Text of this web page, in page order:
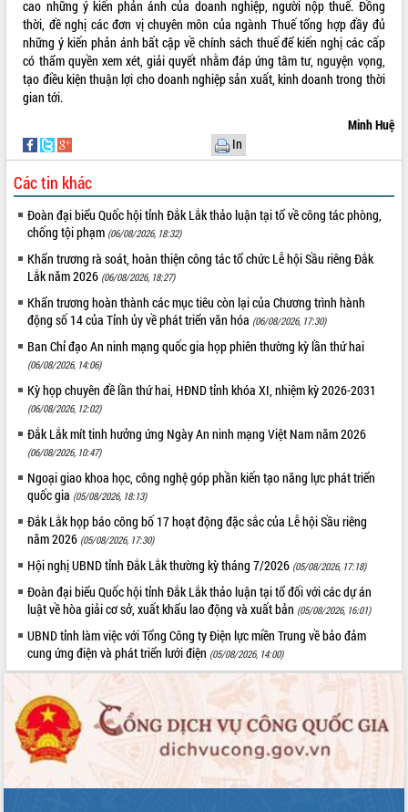
Hòn Yến phát triển du lịch gắn với bảo
tồn biển
Lấy ý kiến điều chỉnh Quy hoạch tỉnh
Đắk Lắk thời kỳ 2021-2030, tầm nhìn
đến năm 2050
Phát động chiến dịch 30 ngày đêm
ven biển
Đắk Lắk nỗ lực thúc đẩy tăng trưởng
kinh tế từ 10% trở lên trong Quý
II/2026
Đắk Lắk ký kết thỏa thuận hợp tác về
chuyển đổi số giai đoạn 2026 – 2030
với Tập đoàn Bưu chính Viễn thông
Việt Nam
Thứ trưởng Bộ Y tế làm việc với tỉnh
Đắk Lắk về phát triển nhân lực y tế
cho trạm y tế cấp xã
Du lịch Đắk Lắk nâng tầm trải nghiệm
du khách thông qua Hệ thống cơ sở dữ
liệu và Bản đồ số
Tập huấn ứng dụng trí tuệ nhân tạo (AI)
trong thương mại điện tử năm 2026
Đoàn đại biểu Quốc hội tỉnh Đắk Lắk
trao đổi thông tin trước Kỳ họp thứ
nhất, Quốc hội khóa XVI
Quyết liệt cải cách hành chính, khơi
thông nguồn lực phát triển
Nâng cao hiệu lực, hiệu quả HĐND
Xã Ea Phê gắn cải cách hành chính với
chuyển đổi số
Phó Chủ tịch Thường trực UBND tỉnh
Hồ Thị Nguyên Thảo làm việc tại Trung
tâm Phục vụ hành chính công xã Ea
Phê
Xây dựng nền hành chính số đồng
hành cùng nông dân dân, doanh nghiệp
Giai đoạn 2026-2030, Đắk Lắk phấn
đấu có 77% xã đạt chuẩn nông thôn
cao những ý kiến phản ánh của doanh nghiệp, người nộp thuế. Đồng
thời, đề nghị các đơn vị chuyên môn của ngành Thuế tổng hợp đầy đủ
những ý kiến phản ánh bất cập về chính sách thuế để kiến nghị các cấp
có thẩm quyền xem xét, giải quyết nhằm đáp ứng tâm tư, nguyện vọng,
tạo điều kiện thuận lợi cho doanh nghiệp sản xuất, kinh doanh trong thời
gian tới.
Minh Huệ
In
Các tin khác
Đoàn đại biểu Quốc hội tỉnh Đắk Lắk thảo luận tại tổ về công tác phòng,
chống tội phạm (06/08/2026, 18:32)
Khẩn trương rà soát, hoàn thiện công tác tổ chức Lễ hội Sầu riêng Đắk
Lắk năm 2026 (06/08/2026, 18:27)
Khẩn trương hoàn thành các mục tiêu còn lại của Chương trình hành
động số 14 của Tỉnh ủy về phát triển văn hóa (06/08/2026, 17:30)
Ban Chỉ đạo An ninh mạng quốc gia họp phiên thường kỳ lần thứ hai
(06/08/2026, 14:06)
Kỳ họp chuyên đề lần thứ hai, HĐND tỉnh khóa XI, nhiệm kỳ 2026-2031
(06/08/2026, 12:02)
Đắk Lắk mít tinh hưởng ứng Ngày An ninh mạng Việt Nam năm 2026
(06/08/2026, 10:47)
Ngoại giao khoa học, công nghệ góp phần kiến tạo năng lực phát triển
quốc gia (05/08/2026, 18:13)
Đắk Lắk họp báo công bố 17 hoạt động đặc sắc của Lễ hội Sầu riêng
năm 2026 (05/08/2026, 17:30)
Hội nghị UBND tỉnh Đắk Lắk thường kỳ tháng 7/2026 (05/08/2026, 17:18)
Đoàn đại biểu Quốc hội tỉnh Đắk Lắk thảo luận tại tổ đối với các dự án
luật về hòa giải cơ sở, xuất khẩu lao động và xuất bản (05/08/2026, 16:01)
UBND tỉnh làm việc với Tổng Công ty Điện lực miền Trung về bảo đảm
cung ứng điện và phát triển lưới điện (05/08/2026, 14:00)